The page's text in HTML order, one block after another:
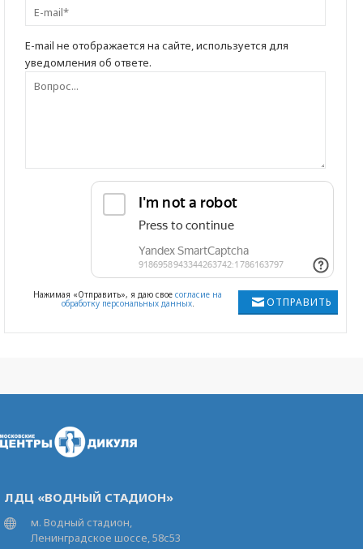
E-mail не отображается на сайте, используется для
уведомления об ответе.
ОТПРАВИТЬ
Нажимая «Отправить», я даю свое согласие на
обработку персональных данных.
ЛДЦ «ВОДНЫЙ СТАДИОН»
м. Водный стадион,
Ленинградское шоссе, 58с53